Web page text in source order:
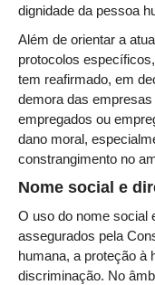
Dados
Comissão de
Comitê de
Comissão de
Comitê de
Comissão de
Servidores
Comitê de
Comitê de
Aprendizagem
dignidade da pessoa
Além de orientar a
protocolos
tem reafirmado, em
demora das
empregados ou
dano moral,
constrangimento no
Nome social e
O uso do nome social
assegurados pela
humana, a proteção à
discriminação. No